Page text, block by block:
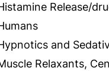
Release/
and
Relaxants,